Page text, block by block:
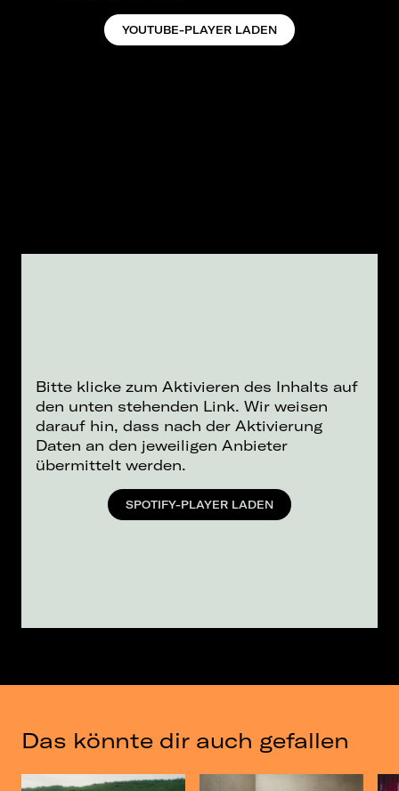
YOUTUBE-PLAYER LADEN
Bitte klicke zum Aktivieren des Inhalts auf
den unten stehenden Link. Wir weisen
darauf hin, dass nach der Aktivierung
Daten an den jeweiligen Anbieter
übermittelt werden.
SPOTIFY-PLAYER LADEN
Das könnte dir auch gefallen